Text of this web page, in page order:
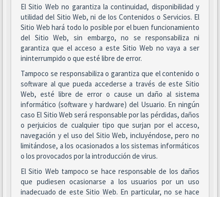
El Sitio Web no garantiza la continuidad, disponibilidad y
utilidad del Sitio Web, ni de los Contenidos o Servicios. El
Sitio Web hará todo lo posible por el buen funcionamiento
del Sitio Web, sin embargo, no se responsabiliza ni
garantiza que el acceso a este Sitio Web no vaya a ser
ininterrumpido o que esté libre de error.
Tampoco se responsabiliza o garantiza que el contenido o
software al que pueda accederse a través de este Sitio
Web, esté libre de error o cause un daño al sistema
informático (software y hardware) del Usuario. En ningún
caso El Sitio Web será responsable por las pérdidas, daños
o perjuicios de cualquier tipo que surjan por el acceso,
navegación y el uso del Sitio Web, incluyéndose, pero no
limitándose, a los ocasionados a los sistemas informáticos
o los provocados por la introducción de virus.
El Sitio Web tampoco se hace responsable de los daños
que pudiesen ocasionarse a los usuarios por un uso
inadecuado de este Sitio Web. En particular, no se hace